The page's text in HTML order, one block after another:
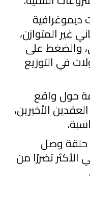
ديموغرافية
غير المتوازن،
والضغط على
في التوزيع
حول واقع
الأخيرين،
حلقة وصل
تضررًا من